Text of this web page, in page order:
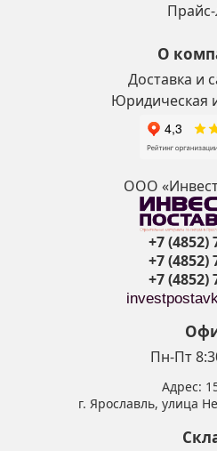
О
Доставка и
Юридическая
ООО
+7 (4852)
+7 (4852)
+7 (4852)
Пн-Пт
Адрес:
г. Ярославль, улица